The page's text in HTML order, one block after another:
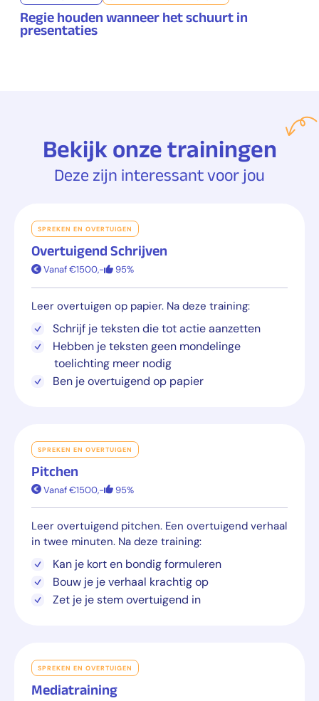
Regie houden wanneer het schuurt in
presentaties
Bekijk onze trainingen
Deze zijn interessant voor jou
SPREKEN EN OVERTUIGEN
Overtuigend Schrijven
Vanaf €1500,- 95%
Leer overtuigen op papier. Na deze training:
Schrijf je teksten die tot actie aanzetten
Hebben je teksten geen mondelinge
toelichting meer nodig
Ben je overtuigend op papier
SPREKEN EN OVERTUIGEN
Pitchen
Vanaf €1500,- 95%
Leer overtuigend pitchen. Een overtuigend verhaal
in twee minuten. Na deze training:
Kan je kort en bondig formuleren
Bouw je je verhaal krachtig op
Zet je je stem overtuigend in
SPREKEN EN OVERTUIGEN
Mediatraining